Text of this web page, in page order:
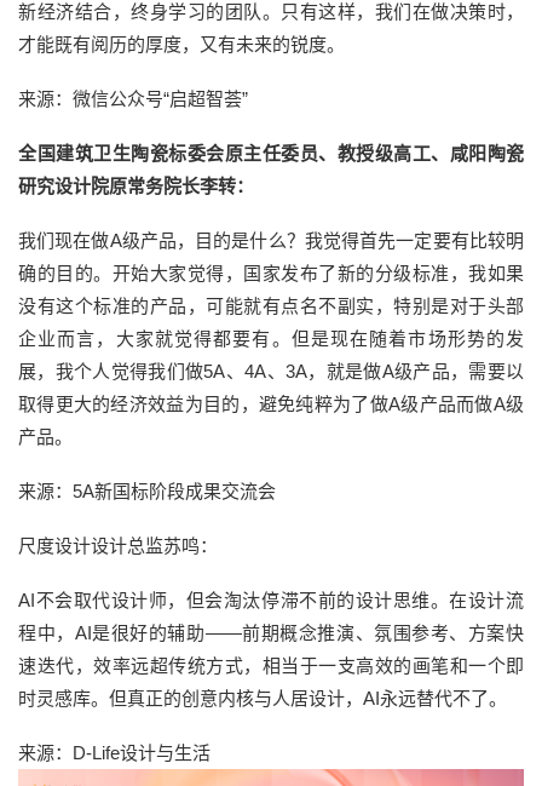
新经济结合，终身学习的团队。只有这样，我们在做决策时，
才能既有阅历的厚度，又有未来的锐度。
来源：微信公众号“启超智荟”
全国建筑卫生陶瓷标委会原主任委员、教授级高工、咸阳陶瓷
研究设计院原常务院长李转：
我们现在做A级产品，目的是什么？我觉得首先一定要有比较明
确的目的。开始大家觉得，国家发布了新的分级标准，我如果
没有这个标准的产品，可能就有点名不副实，特别是对于头部
企业而言，大家就觉得都要有。但是现在随着市场形势的发
展，我个人觉得我们做5A、4A、3A，就是做A级产品，需要以
取得更大的经济效益为目的，避免纯粹为了做A级产品而做A级
产品。
来源：5A新国标阶段成果交流会
尺度设计设计总监苏鸣：
AI不会取代设计师，但会淘汰停滞不前的设计思维。在设计流
程中，AI是很好的辅助——前期概念推演、氛围参考、方案快
速迭代，效率远超传统方式，相当于一支高效的画笔和一个即
时灵感库。但真正的创意内核与人居设计，AI永远替代不了。
来源：D-Life设计与生活